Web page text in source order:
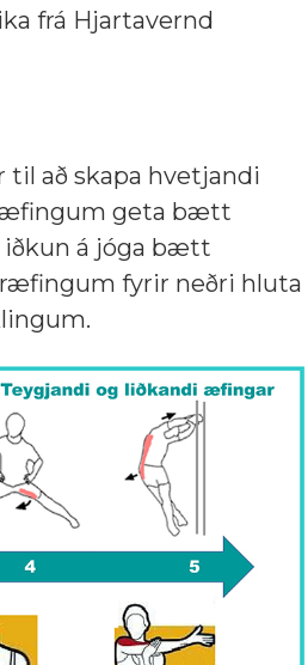
frá Hjartavernd
að skapa hvetjandi
æfingum geta bætt
iðkun á jóga bætt
fyrir neðri hluta